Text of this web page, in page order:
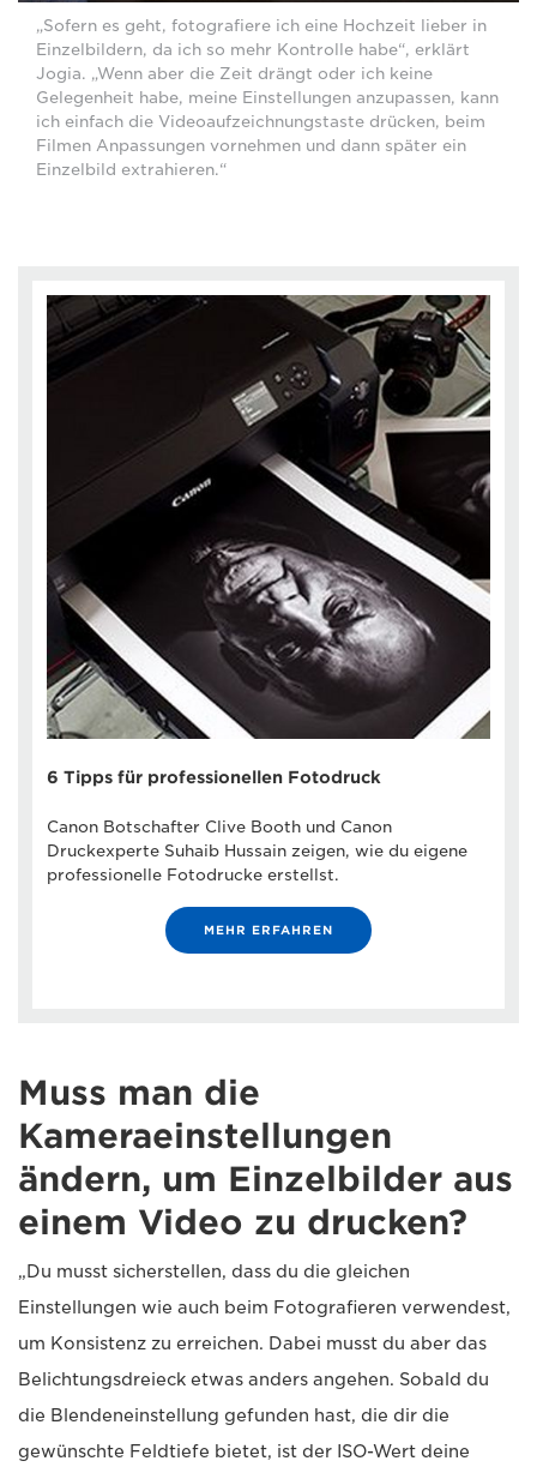
„Sofern es geht, fotografiere ich eine Hochzeit lieber in
Einzelbildern, da ich so mehr Kontrolle habe“, erklärt
Jogia. „Wenn aber die Zeit drängt oder ich keine
Gelegenheit habe, meine Einstellungen anzupassen, kann
ich einfach die Videoaufzeichnungstaste drücken, beim
Filmen Anpassungen vornehmen und dann später ein
Einzelbild extrahieren.“
6 Tipps für professionellen Fotodruck
Canon Botschafter Clive Booth und Canon
Druckexperte Suhaib Hussain zeigen, wie du eigene
professionelle Fotodrucke erstellst.
MEHR ERFAHREN
Muss man die
Kameraeinstellungen
ändern, um Einzelbilder aus
einem Video zu drucken?
„Du musst sicherstellen, dass du die gleichen
Einstellungen wie auch beim Fotografieren verwendest,
um Konsistenz zu erreichen. Dabei musst du aber das
Belichtungsdreieck etwas anders angehen. Sobald du
die Blendeneinstellung gefunden hast, die dir die
gewünschte Feldtiefe bietet, ist der ISO-Wert deine